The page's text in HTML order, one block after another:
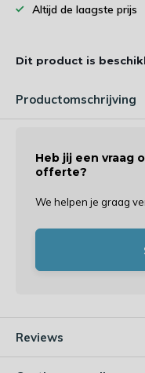
Altijd de laagste prijs
Dit product is
Productomschrijving
Heb jij een vraag
offerte?
We helpen je graag
Reviews